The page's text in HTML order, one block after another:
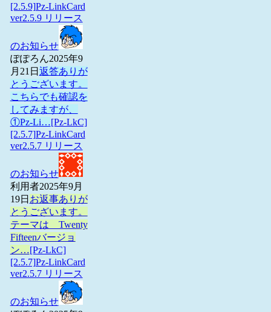
[2.5.9]Pz-LinkCard
ver2.5.9 リリース
のお知らせ
ぽぽろん2025年9
月21日 返答ありが
とうございます。
こちらでも確認を
してみますが、
①Pz-Li…[Pz-LkC]
[2.5.7]Pz-LinkCard
ver2.5.7 リリース
のお知らせ
利用者2025年9月
19日 お返事ありが
とうございます。
テーマは Twenty
Fifteenバージョ
ン…[Pz-LkC]
[2.5.7]Pz-LinkCard
ver2.5.7 リリース
のお知らせ